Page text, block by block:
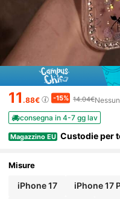
11.88€ -15% 14.04€
consegna in 4-7 gg lav
Magazzino EU Custodie per
Misure
iPhone 17 iPhone 17